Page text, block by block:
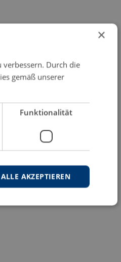
×
Durch die
gemäß unserer
Funktionalität
ALLE AKZEPTIEREN